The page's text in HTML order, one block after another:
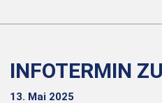
INFOTERMIN
13. Mai 2025